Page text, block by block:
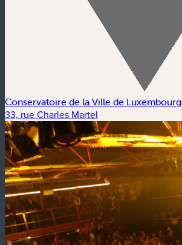
Conservatoire de la Ville de Luxembourg
33, rue Charles Martel